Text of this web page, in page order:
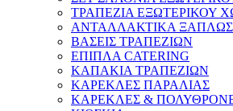
ΤΡΑΠΕΖΙΑ ΕΞΩΤΕΡΙΚΟΥ
ΑΝΤΑΛΛΑΚΤΙΚΑ
ΒΑΣΕΙΣ ΤΡΑΠΕΖΙΩΝ
ΕΠΙΠΛΑ CATERING
ΚΑΠΑΚΙΑ ΤΡΑΠΕΖΙΩΝ
ΚΑΡΕΚΛΕΣ ΠΑΡΑΛΙΑΣ
ΚΑΡΕΚΛΕΣ &